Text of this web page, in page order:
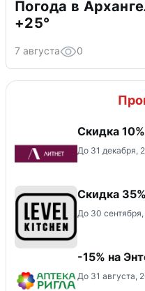
Погода в
+25°
7 августа 0
Скидка
До 31 декабря,
Скидка 35%
До 30
-15% на
До 31 августа,